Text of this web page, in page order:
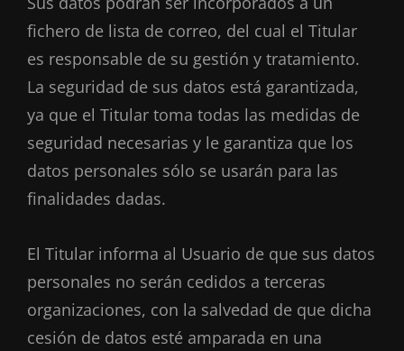
fichero de lista de correo, del cual el Titular
es responsable de su gestión y tratamiento.
La seguridad de sus datos está garantizada,
ya que el Titular toma todas las medidas de
seguridad necesarias y le garantiza que los
datos personales sólo se usarán para las
finalidades dadas.
El Titular informa al Usuario de que sus datos
personales no serán cedidos a terceras
organizaciones, con la salvedad de que dicha
cesión de datos esté amparada en una